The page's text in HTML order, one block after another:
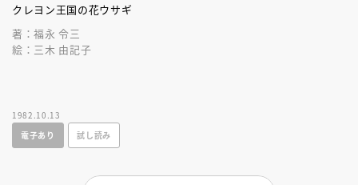
クレヨン王国の花ウサギ
著：福永 令三
絵：三木 由記子
1982.10.13
電子あり
試し読み